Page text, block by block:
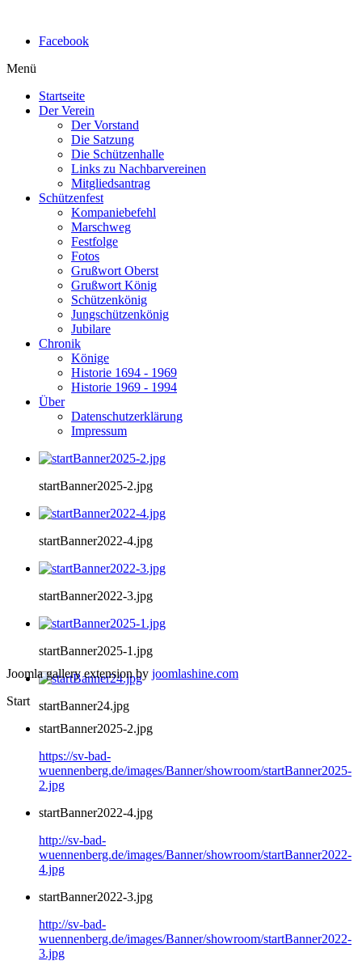
Facebook
Menü
Startseite
Der Verein
Der Vorstand
Die Satzung
Die Schützenhalle
Links zu Nachbarvereinen
Mitgliedsantrag
Schützenfest
Kompaniebefehl
Marschweg
Festfolge
Fotos
Grußwort Oberst
Grußwort König
Schützenkönig
Jungschützenkönig
Jubilare
Chronik
Könige
Historie 1694 - 1969
Historie 1969 - 1994
Über
Datenschutzerklärung
Impressum
startBanner2025-2.jpg
startBanner2022-4.jpg
startBanner2022-3.jpg
startBanner2025-1.jpg
startBanner24.jpg
Joomla gallery extension by joomlashine.com
Start
startBanner2025-2.jpg
https://sv-bad-
wuennenberg.de/images/Banner/showroom/startBanner2025-
2.jpg
startBanner2022-4.jpg
http://sv-bad-
wuennenberg.de/images/Banner/showroom/startBanner2022-
4.jpg
startBanner2022-3.jpg
http://sv-bad-
wuennenberg.de/images/Banner/showroom/startBanner2022-
3.jpg